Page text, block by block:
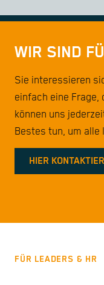
WIR SIND
Sie interessieren
einfach eine
können uns
Bestes tun, um alle
HIER
FÜR LEADERS & HR